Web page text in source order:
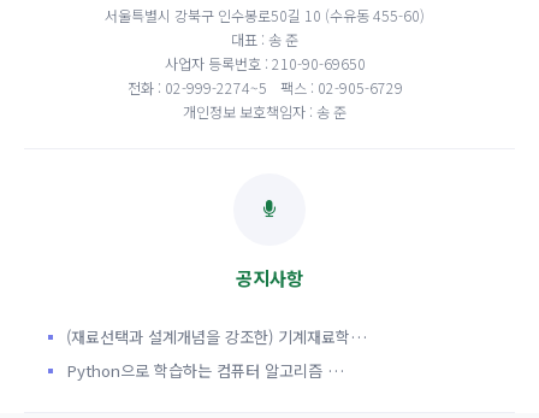
서울특별시 강북구 인수봉로50길 10 (수유동 455-60)
대표 : 송 준
사업자 등록번호 : 210-90-69650
전화 : 02-999-2274~5
팩스 : 02-905-6729
개인정보 보호책임자 : 송 준
공지사항
(재료선택과 설계개념을 강조한) 기계재료학…
Python으로 학습하는 컴퓨터 알고리즘 …